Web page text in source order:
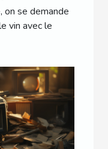
se demande
vin avec le